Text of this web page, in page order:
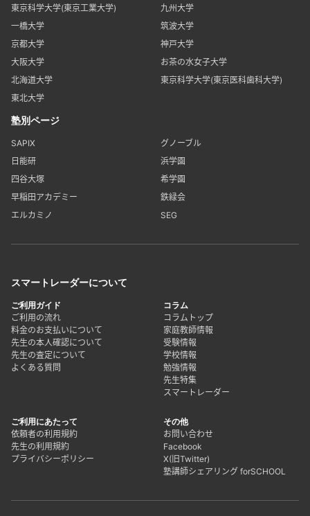
東京科学大学(東京工業大学)
九州大学
一橋大学
筑波大学
京都大学
神戸大学
大阪大学
お茶の水女子大学
北海道大学
東京科学大学(東京医科歯科大学)
東北大学
塾別ページ
SAPIX
グノーブル
日能研
浜学園
四谷大塚
希学園
早稲田アカデミー
鉄緑会
エルカミノ
SEG
スマートレーダーについて
ご利用ガイド
ご利用の流れ
料金のお支払いについて
先生の本人確認について
先生の査定について
よくある質問
コラム
コラムトップ
家庭教師情報
受験情報
学校情報
勉強情報
先生特集
スマートレーダー
ご利用にあたって
依頼者の利用規約
先生の利用規約
プライバシーポリシー
その他
お問い合わせ
Facebook
X(旧Twitter)
塾講師シェアリング forSCHOOL